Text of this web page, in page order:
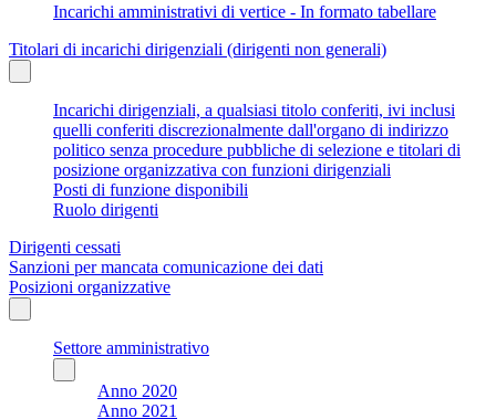
Incarichi amministrativi di vertice - In formato tabellare
Titolari di incarichi dirigenziali (dirigenti non generali)
Incarichi dirigenziali, a qualsiasi titolo conferiti, ivi inclusi
quelli conferiti discrezionalmente dall'organo di indirizzo
politico senza procedure pubbliche di selezione e titolari di
posizione organizzativa con funzioni dirigenziali
Posti di funzione disponibili
Ruolo dirigenti
Dirigenti cessati
Sanzioni per mancata comunicazione dei dati
Posizioni organizzative
Settore amministrativo
Anno 2020
Anno 2021